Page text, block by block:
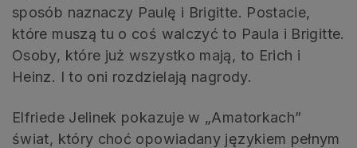
sposób naznaczy Paulę i Brigitte. Postacie,
które muszą tu o coś walczyć to Paula i Brigitte.
Osoby, które już wszystko mają, to Erich i
Heinz. I to oni rozdzielają nagrody.
Elfriede Jelinek pokazuje w „Amatorkach”
świat, który choć opowiadany językiem pełnym